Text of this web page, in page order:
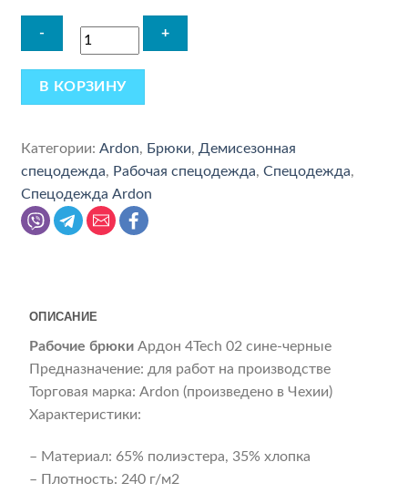
В КОРЗИНУ
Категории:Ardon, Брюки, Демисезонная
спецодежда, Рабочая спецодежда,Спецодежда,
Спецодежда Ardon
ОПИСАНИЕ
Рабочие брюки Ардон 4Tech 02 сине-черные
Предназначение: для работ на производстве
Торговая марка: Ardon (произведено в Чехии)
Характеристики:
– Материал: 65% полиэстера, 35% хлопка
– Плотность: 240 г/м2